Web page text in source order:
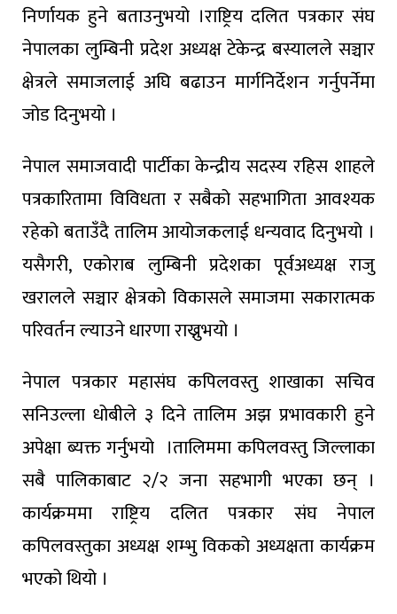
निर्णायक हुने बताउनुभयो ।राष्ट्रिय दलित पत्रकार संघ
नेपालका लुम्बिनी प्रदेश अध्यक्ष टेकेन्द्र बस्यालले सञ्चार
क्षेत्रले समाजलाई अघि बढाउन मार्गनिर्देशन गर्नुपर्नेमा
जोड दिनुभयो ।
नेपाल समाजवादी पार्टीका केन्द्रीय सदस्य रहिस शाहले
पत्रकारितामा विविधता र सबैको सहभागिता आवश्यक
रहेको बताउँदै तालिम आयोजकलाई धन्यवाद दिनुभयो ।
यसैगरी, एकोराब लुम्बिनी प्रदेशका पूर्वअध्यक्ष राजु
खरालले सञ्चार क्षेत्रको विकासले समाजमा सकारात्मक
परिवर्तन ल्याउने धारणा राख्नुभयो ।
नेपाल पत्रकार महासंघ कपिलवस्तु शाखाका सचिव
सनिउल्ला धोबीले ३ दिने तालिम अझ प्रभावकारी हुने
अपेक्षा ब्यक्त गर्नुभयो ।तालिममा कपिलवस्तु जिल्लाका
सबै पालिकाबाट २/२ जना सहभागी भएका छन् ।
कार्यक्रममा राष्ट्रिय दलित पत्रकार संघ नेपाल
कपिलवस्तुका अध्यक्ष शम्भु विकको अध्यक्षता कार्यक्रम
भएको थियो ।